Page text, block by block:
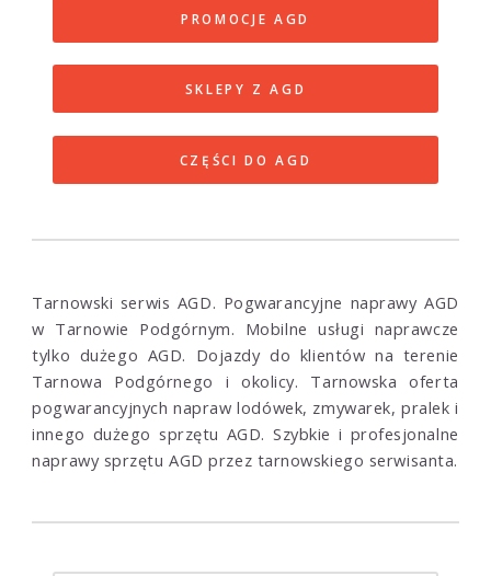
PROMOCJE AGD
SKLEPY Z AGD
CZĘŚCI DO AGD
Tarnowski serwis AGD. Pogwarancyjne naprawy AGD
w Tarnowie Podgórnym. Mobilne usługi naprawcze
tylko dużego AGD. Dojazdy do klientów na terenie
Tarnowa Podgórnego i okolicy. Tarnowska oferta
pogwarancyjnych napraw lodówek, zmywarek, pralek i
innego dużego sprzętu AGD. Szybkie i profesjonalne
naprawy sprzętu AGD przez tarnowskiego serwisanta.